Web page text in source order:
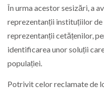
În urma acestor sesizări, a
reprezentanții instituțiilor
reprezentanții cetățenilor,
identificarea unor soluții
populației.
Potrivit celor reclamate de